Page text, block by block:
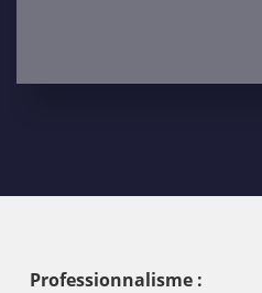
Professionnalisme :